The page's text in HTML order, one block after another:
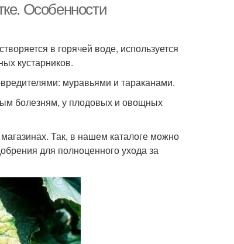
Особенности
в горячей воде, используется
кустарников.
муравьями и тараканами.
болезням, у плодовых и овощных
Так, в нашем каталоге можно
для полноценного ухода за